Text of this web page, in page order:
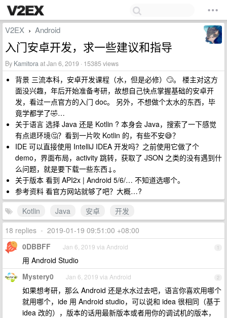
V2EX › Android
入门安卓开发，求一些建议和指导
By Kamitoraat Jan 6, 2019 · 15385 views
背景 三流本科，安卓开发课程（水，但是必修）🙄。 楼主对这方
面没兴趣，年后开始准备考研，故想自己快点掌握基础的安卓开
发，看过一点官方的入门 doc。 另外，不想做个太水的东西，毕
竟学都学了🤣…
关于语言 选择 Java 还是 Kotlin ? 本身会 Java，搜索了一下感觉
有点退环境🤔️？看到一片吹 Kotlin 的，有些不安😅？
IDE 可以直接使用 IntelliJ IDEA 开发吗？之前使用它做了个
demo，界面布局，activity 跳转，获取了 JSON 之类的没有遇到什
么问题，就是要下载一些东西↓。
关于版本 看到 API2x | Android 5/6/… 不知道选哪个。
参考资料 看官方网站就够了吧？大概…?
Kotlin
Java 安卓
开发
18 replies • 2019-01-19 09:51:00 +08:00
1
0DBBFF Jan 6, 2019 via Android
用 Android Studio
2
Mystery0 Jan 6, 2019 via Android
如果想考研，那么 Android 还是水水过去吧，语言你喜欢用哪个
就用哪个，ide 用 Android studio，可以说和 idea 很相同（基于
idea 改的），版本的话用最新版本或者用你的调试机的版本，